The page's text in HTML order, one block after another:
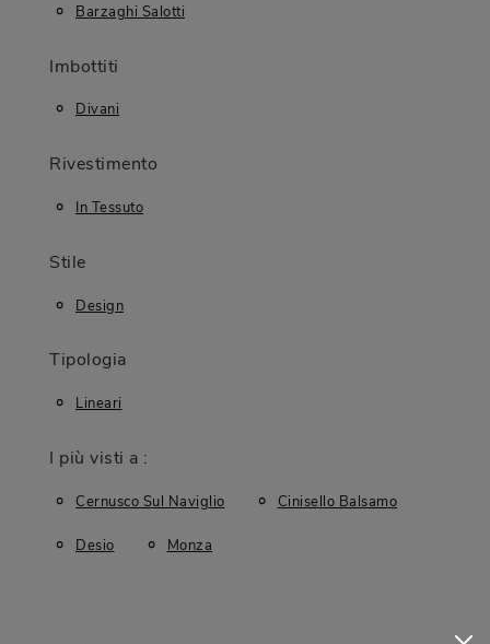
Barzaghi Salotti
Imbottiti
Divani
Rivestimento
In Tessuto
Stile
Design
Tipologia
Lineari
I più visti a :
Cernusco Sul Naviglio Cinisello Balsamo
Desio Monza